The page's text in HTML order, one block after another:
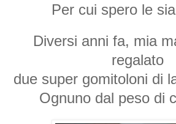
Per cui spero le
Diversi anni fa, mia
regalato
due super gomitoloni di
Ognuno dal peso di